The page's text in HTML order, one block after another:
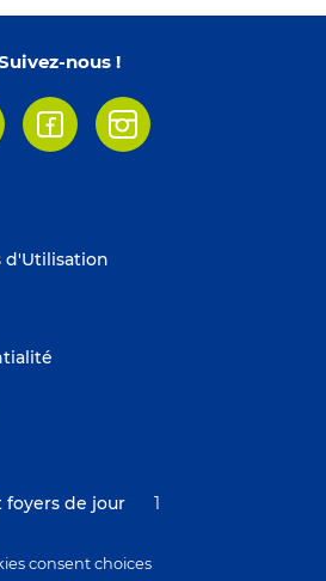
nous !
FacebookInstagram
d'Utilisation
foyers de jour 1
consent choices